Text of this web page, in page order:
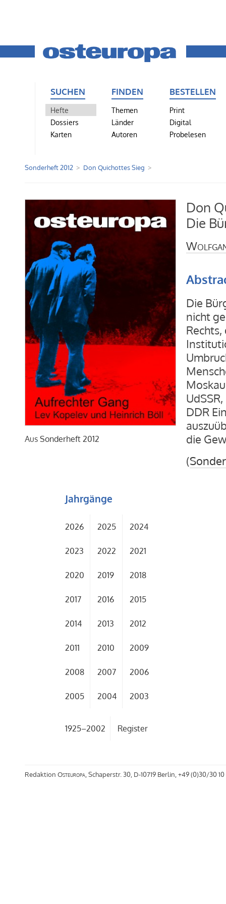
SUCHEN
Hefte
Dossiers
Karten
FINDEN
Themen
Länder
Autoren
BESTELLEN
Print
Digital
Probelesen
Sonderheft 2012 Don Quichottes Sieg
Aus Sonderheft 2012
Don
Die
Die
nicht
DDR
die
(
Jahrgänge
2026 2025 2024
2023 2022 2021
2020 2019 2018
2017 2016 2015
2014 2013 2012
2011 2010 2009
2008 2007 2006
2005 2004 2003
1925–2002 Register
Redaktion Osteuropa, Schaperstr. 30, D-10719 Berlin, +49 (0)30/30